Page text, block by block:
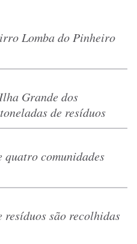
Lomba do Pinheiro
Grande dos
de resíduos
comunidades
resíduos são recolhidas